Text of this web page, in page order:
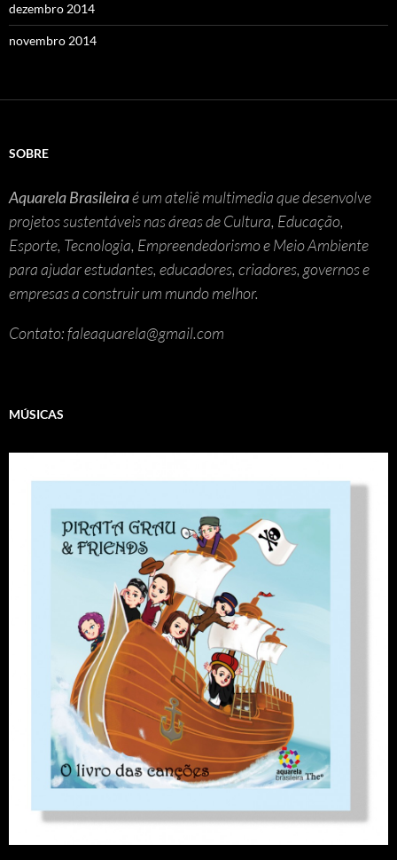
dezembro 2014
novembro 2014
SOBRE
Aquarela Brasileiraé um ateliê multimedia que desenvolve
projetos sustentáveis nas áreas de Cultura, Educação,
Esporte, Tecnologia, Empreendedorismo e Meio Ambiente
para ajudar estudantes, educadores, criadores, governos e
empresas a construir um mundo melhor.
Contato: faleaquarela@gmail.com
MÚSICAS